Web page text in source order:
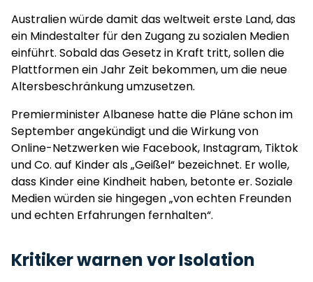
Australien würde damit das weltweit erste Land, das
ein Mindestalter für den Zugang zu sozialen Medien
einführt. Sobald das Gesetz in Kraft tritt, sollen die
Plattformen ein Jahr Zeit bekommen, um die neue
Altersbeschränkung umzusetzen.
Premierminister Albanese hatte die Pläne schon im
September angekündigt und die Wirkung von
Online-Netzwerken wie Facebook, Instagram, Tiktok
und Co. auf Kinder als „Geißel“ bezeichnet. Er wolle,
dass Kinder eine Kindheit haben, betonte er. Soziale
Medien würden sie hingegen „von echten Freunden
und echten Erfahrungen fernhalten“.
Kritiker warnen vor Isolation